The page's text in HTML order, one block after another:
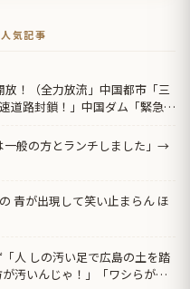
気記事
！（全力放流」中国都市「三
道路封鎖！」中国ダム「緊急放
一般の方とランチしました」→
青が出現して笑い止まらん ほ
人 しの汚い足で広島の土を踏
汚いんじゃ！」「ワシらが広